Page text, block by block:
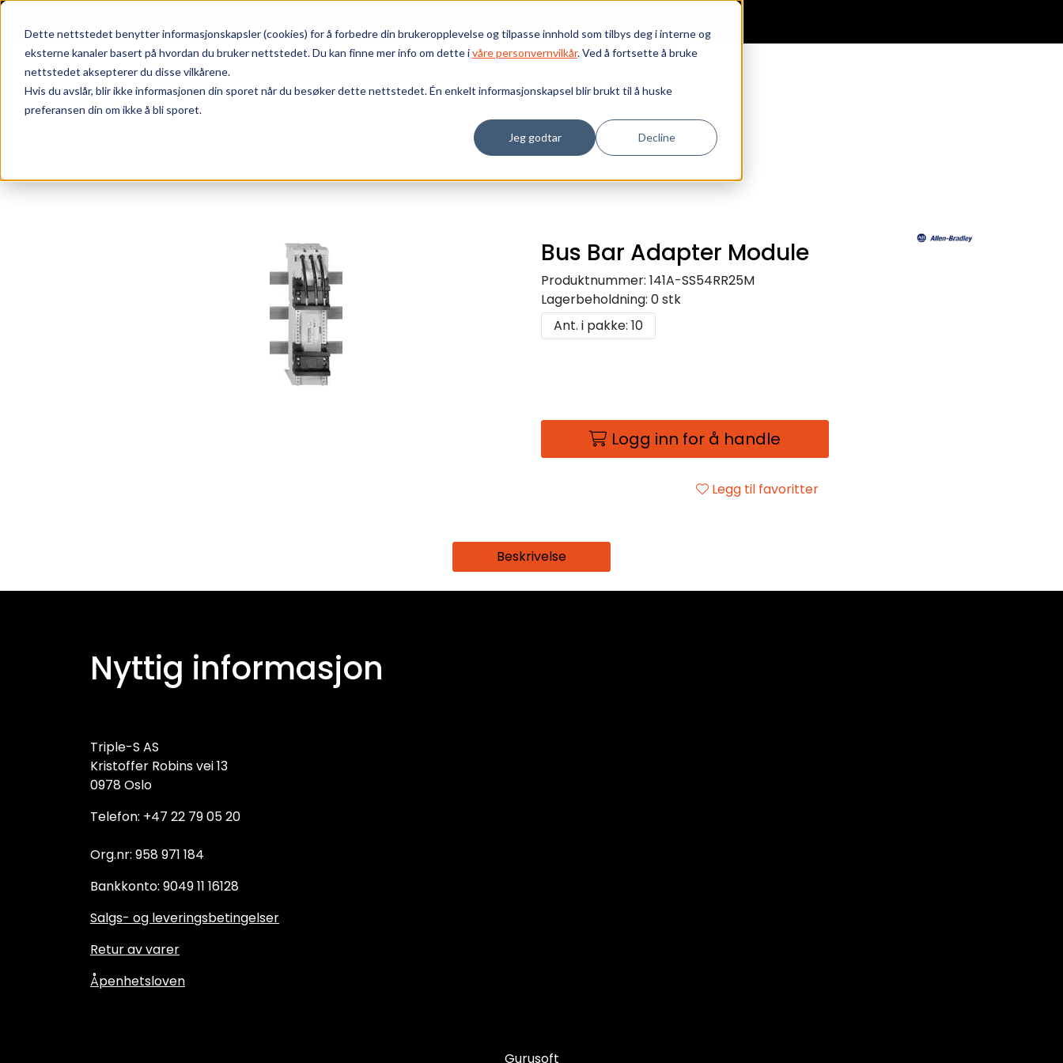
Dette nettstedet benytter informasjonskapsler (cookies) for å forbedre din brukeropplevelse og tilpasse innhold som tilbys deg i interne og
eksterne kanaler basert på hvordan du bruker nettstedet. Du kan finne mer info om dette ivåre personvernvilkår. Ved å fortsette å bruke
nettstedet aksepterer du disse vilkårene.
Hvis du avslår, blir ikke informasjonen din sporet når du besøker dette nettstedet. Én enkelt informasjonskapsel blir brukt til å huske
preferansen din om ikke å bli sporet.
Jeg godtar Decline
Skip to main content
Bus Bar Adapter Module
Produktnummer: 141A-SS54RR25M
Lagerbeholdning: 0 stk
Ant. i pakke: 10
Logg inn for å handle
Legg til favoritter
Beskrivelse
Nyttig informasjon
Triple-S AS
Kristoffer Robins vei 13
0978 Oslo
Telefon: +47 22 79 05 20
Org.nr: 958 971 184
Bankkonto: 9049 11 16128
Salgs- og leveringsbetingelser
Retur av varer
Åpenhetsloven
Gurusoft